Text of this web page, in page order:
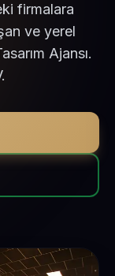
firmalara
ve yerel
Ajansı.